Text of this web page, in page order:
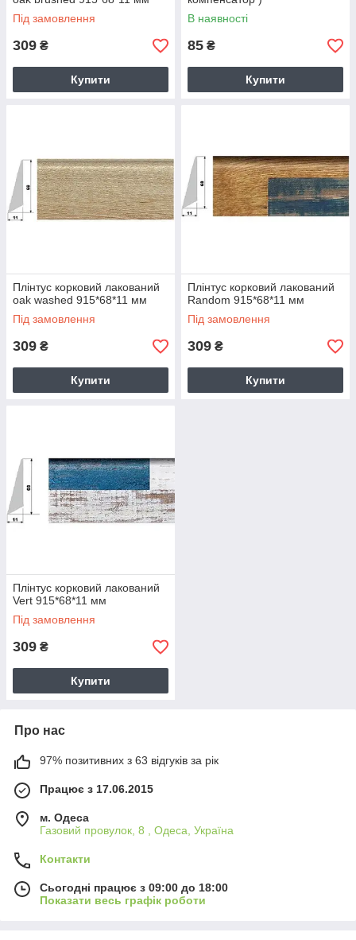
Під замовлення
309 ₴
Купити
В наявності
85 ₴
Купити
Плінтус корковий лакований
oak washed 915*68*11 мм
Під замовлення
309 ₴
Купити
Плінтус корковий лакований
Random 915*68*11 мм
Під замовлення
309 ₴
Купити
Плінтус корковий лакований
Vert 915*68*11 мм
Під замовлення
309 ₴
Купити
Про нас
97% позитивних з 63 відгуків за рік
Працює з 17.06.2015
м. Одеса
Газовий провулок, 8 , Одеса, Україна
Контакти
Сьогодні працює з 09:00 до 18:00
Показати весь графік роботи